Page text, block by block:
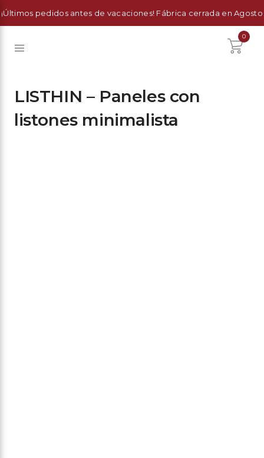
¡Últimos pedidos antes de vacaciones! Fábrica cerrada en Agosto
0
LISTHIN – Paneles con
listones minimalista